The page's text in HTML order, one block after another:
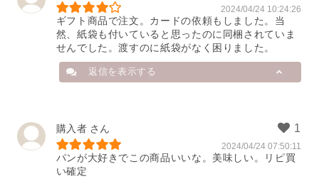
2024/04/24 10:24:26
ギフト商品で注文。カードの依頼もしました。当
然、紙袋も付いていると思ったのに同梱されていま
せんでした。渡すのに紙袋がなく困りました。
返信を表示する
購入者
注文の際、カードも選びメッセージ
も入れ注文したはずですが何故かカ
ードも紙袋も不要になっていたよう
購入者
2024/04/24 07:50:11
パンが大好きでこの商品いいな。美味しい。リピ買
い確定